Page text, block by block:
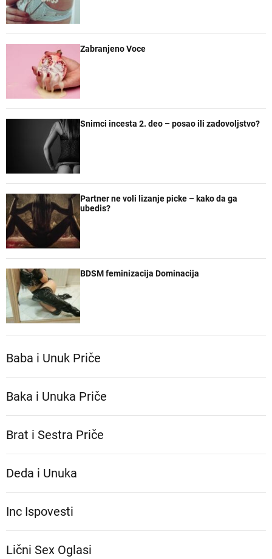
a
r
Zabranjeno Voce
Snimci incesta 2. deo – posao ili zadovoljstvo?
Partner ne voli lizanje picke – kako da ga
ubedis?
BDSM feminizacija Dominacija
Baba i Unuk Priče
Baka i Unuka Pričе
Brat i Sestra Priče
Deda i Unuka
Inc Ispovesti
Lični Sex Oglasi